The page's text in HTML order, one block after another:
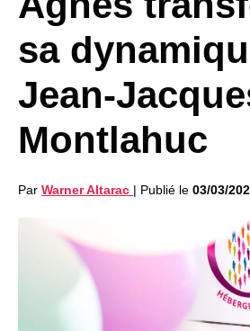
sa
Jean-
Montlahuc
Par Warner Altarac | Publié le 03/03/